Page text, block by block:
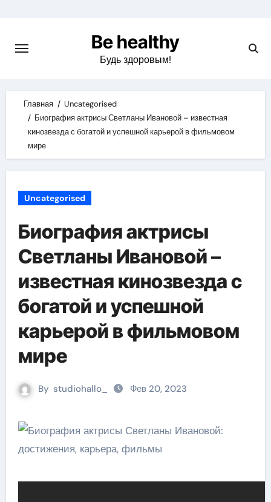
content
Be healthy
Будь здоровым!
Главная
Uncategorised
Биография актрисы Светланы Ивановой – известная
кинозвезда с богатой и успешной карьерой в фильмовом
мире
Uncategorised
Биография актрисы
Светланы Ивановой –
известная кинозвезда с
богатой и успешной
карьерой в фильмовом
мире
By studiohallo_ Фев 20, 2023